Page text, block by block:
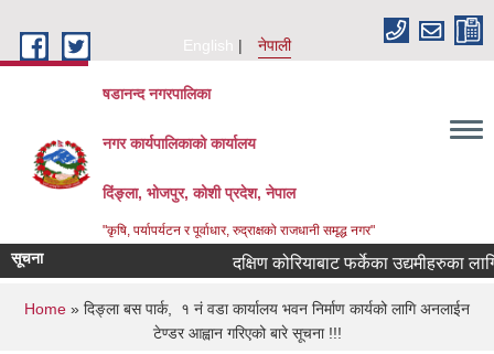
English
नेपाली
षडानन्द नगरपालिका
नगर कार्यपालिकाको कार्यालय
दिंङ्ला, भोजपुर, कोशी प्रदेश, नेपाल
"कृषि, पर्यापर्यटन र पूर्वाधार, रुद्राक्षको राजधानी समृद्ध नगर"
सूचना दक्षिण कोरियाबाट फर्केका उद्यमीहरुका
You are here
Home » दिङ्ला बस पार्क, १ नं वडा कार्यालय भवन निर्माण कार्यको लागि अनलाईन
टेण्डर आह्वान गरिएको बारे सूचना !!!